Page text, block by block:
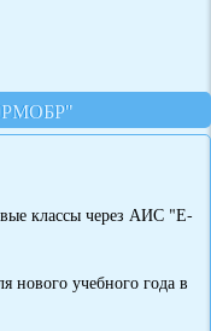
классы через АИС "Е-
нового учебного года в